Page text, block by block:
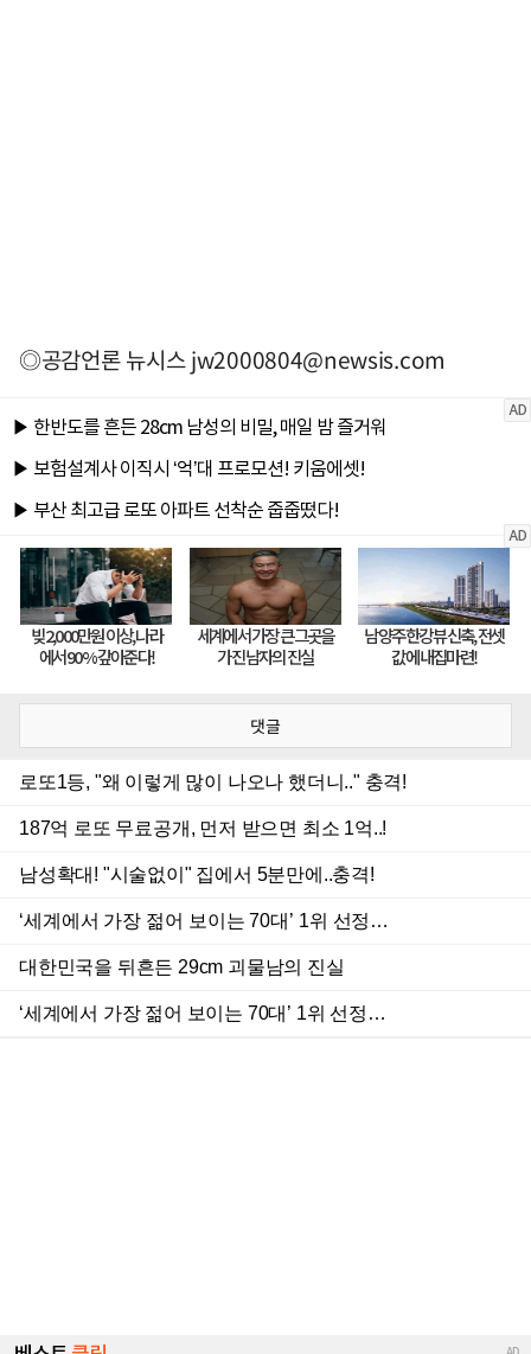
◎공감언론 뉴시스jw2000804@newsis.com
댓글